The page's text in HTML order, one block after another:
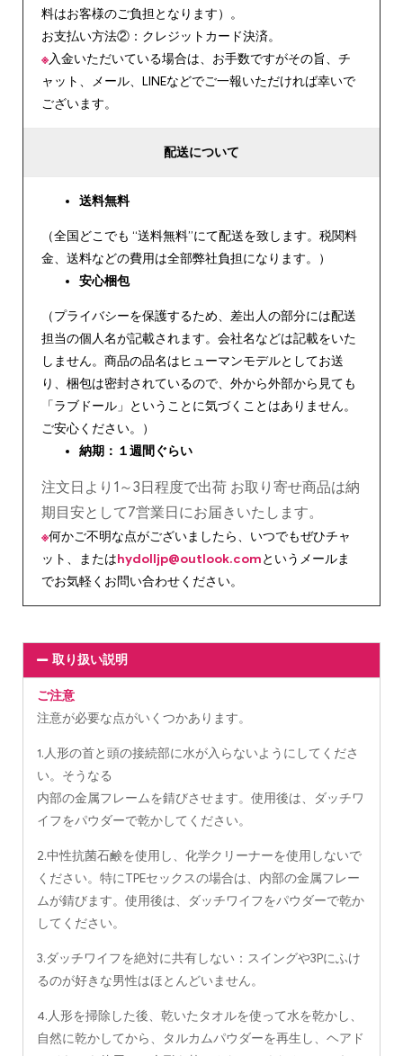
料はお客様のご負担となります）。
お支払い方法②：クレジットカード決済。
※入金いただいている場合は、お手数ですがその旨、チ
ャット、メール、LINEなどでご一報いただければ幸いで
ございます。
配送について
送料無料
（全国どこでも “送料無料”にて配送を致します。税関料
金、送料などの費用は全部弊社負担になります。）
安心梱包
（プライバシーを保護するため、差出人の部分には配送
担当の個人名が記載されます。会社名などは記載をいた
しません。商品の品名はヒューマンモデルとしてお送
り、梱包は密封されているので、外から外部から見ても
「ラブドール」ということに気づくことはありません。
ご安心ください。）
納期：１週間ぐらい
注文日より1～3日程度で出荷 お取り寄せ商品は納
期目安として7営業日にお届きいたします。
※何かご不明な点がございましたら、いつでもぜひチャ
ット、またはhydolljp@outlook.comというメールま
でお気軽くお問い合わせください。
取り扱い説明
ご注意
注意が必要な点がいくつかあります。
1.人形の首と頭の接続部に水が入らないようにしてくださ
い。そうなる
内部の金属フレームを錆びさせます。使用後は、ダッチワ
イフをパウダーで乾かしてください。
2.中性抗菌石鹸を使用し、化学クリーナーを使用しないで
ください。特にTPEセックスの場合は、内部の金属フレー
ムが錆びます。使用後は、ダッチワイフをパウダーで乾か
してください。
3.ダッチワイフを絶対に共有しない：スイングや3Pにふけ
るのが好きな男性はほとんどいません。
4.人形を掃除した後、乾いたタオルを使って水を乾かし、
自然に乾かしてから、タルカムパウダーを再生し、ヘアド